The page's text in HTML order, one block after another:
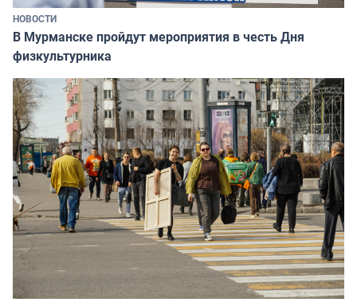
НОВОСТИ
В Мурманске пройдут мероприятия в честь Дня
физкультурника